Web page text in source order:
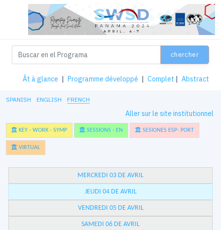
chercher
Ât à glance | Programme développé | Complet | Abstract
SPANISH ENGLISH FRENCH
Aller sur le site institutionnel
KEY - WORK - SYMP SESSIONS - EN SESIONES ESP- PORT
VIRTUAL
MERCREDI 03 DE AVRIL
JEUDI 04 DE AVRIL
VENDREDI 05 DE AVRIL
SAMEDI 06 DE AVRIL